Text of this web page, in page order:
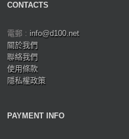
CONTACTS
電郵 : info@d100.net
關於我們
聯絡我們
使用條款
隱私權政策
PAYMENT INFO